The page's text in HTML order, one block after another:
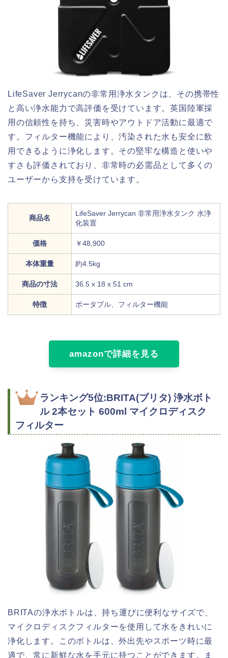
LifeSaver Jerrycanの非常用浄水タンクは、その携帯性
と高い浄水能力で高評価を受けています。英国陸軍採
用の信頼性を持ち、災害時やアウトドア活動に最適で
す。フィルター機能により、汚染された水も安全に飲
用できるように浄化します。その堅牢な構造と使いや
すさも評価されており、非常時の必需品として多くの
ユーザーから支持を受けています。
商品名
LifeSaver Jerrycan 非常用浄水タンク 水浄
化装置
価格 ￥48,900
本体重量 約4.5kg
商品の寸法 36.5 x 18 x 51 cm
特徴 ポータブル、フィルター機能
amazonで詳細を見る
ランキング5位:BRITA(ブリタ) 浄水ボト
ル 2本セット 600ml マイクロディスク
フィルター
BRITAの浄水ボトルは、持ち運びに便利なサイズで、
マイクロディスクフィルターを使用して水をきれいに
浄化します。このボトルは、外出先やスポーツ時に最
適で、常に新鮮な水を手元に持つことができます。ま